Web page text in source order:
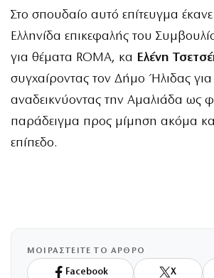
Στο σπουδαίο αυτό επίτευγμα έκανε
Ελληνίδα επικεφαλής του
για θέματα ROMA, κα Ελένη
συγχαίροντας τον Δήμο Ήλιδας για
αναδεικνύοντας την Αμαλιάδα ως
παράδειγμα προς μίμηση ακόμα
επίπεδο.
ΜΟΙΡΑΣΤΕΙΤΕ ΤΟ ΑΡΘΡΟ
Facebook X